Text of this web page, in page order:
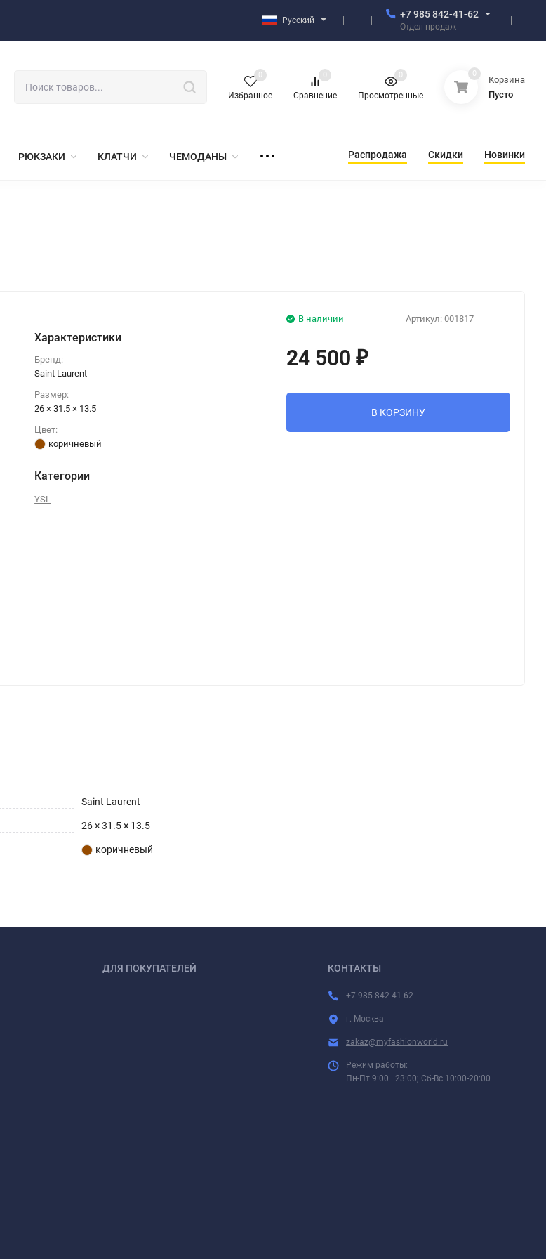
Русский
+7 985 842-41-62
Отдел продаж
Избранное
0
Сравнение
0
Просмотренные
0 0
Корзина
Пусто
РЮКЗАКИ КЛАТЧИ ЧЕМОДАНЫ Распродажа Скидки Новинки
Характеристики
Бренд:
Saint Laurent
Размер:
26 × 31.5 × 13.5
Цвет:
коричневый
Категории
YSL
Артикул: 001817
В наличии
24 500₽
В КОРЗИНУ
Saint Laurent
26 × 31.5 × 13.5
коричневый
ДЛЯ ПОКУПАТЕЛЕЙ КОНТАКТЫ
+7 985 842-41-62
г. Москва
zakaz@myfashionworld.ru
Режим работы:
Пн-Пт 9:00—23:00; Сб-Вс 10:00-20:00